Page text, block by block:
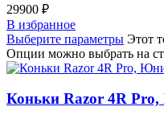
29900 ₽
В избранное
Выберите параметры Этот
Опции можно выбрать на
Коньки Razor 4R